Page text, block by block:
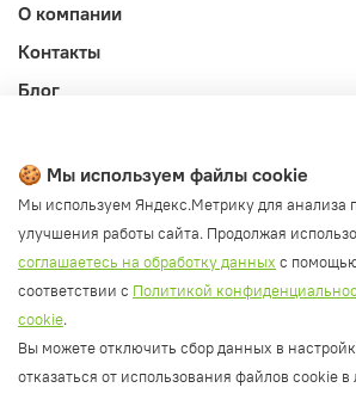
О компании
Контакты
Блог
Публичная оферта
Политика конфиденциальности и
Согласие на обработку ПД
Согласие на рассылку
Согласие на обработку cookie файлов
Политика cookie
🍪 Мы используем файлы cookie
Мы используем Яндекс.Метрику для анализа
улучшения работы сайта. Продолжая
соглашаетесь на обработку данных с
соответствии с Политикой
cookie.
Вы можете отключить сбор данных в
отказаться от использования файлов cookie